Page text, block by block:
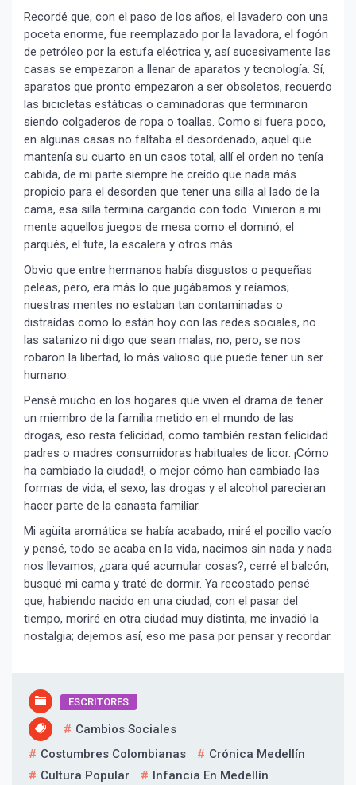
Recordé que, con el paso de los años, el lavadero con una
poceta enorme, fue reemplazado por la lavadora, el fogón
de petróleo por la estufa eléctrica y, así sucesivamente las
casas se empezaron a llenar de aparatos y tecnología. Sí,
aparatos que pronto empezaron a ser obsoletos, recuerdo
las bicicletas estáticas o caminadoras que terminaron
siendo colgaderos de ropa o toallas. Como si fuera poco,
en algunas casas no faltaba el desordenado, aquel que
mantenía su cuarto en un caos total, allí el orden no tenía
cabida, de mi parte siempre he creído que nada más
propicio para el desorden que tener una silla al lado de la
cama, esa silla termina cargando con todo. Vinieron a mi
mente aquellos juegos de mesa como el dominó, el
parqués, el tute, la escalera y otros más.
Obvio que entre hermanos había disgustos o pequeñas
peleas, pero, era más lo que jugábamos y reíamos;
nuestras mentes no estaban tan contaminadas o
distraídas como lo están hoy con las redes sociales, no
las satanizo ni digo que sean malas, no, pero, se nos
robaron la libertad, lo más valioso que puede tener un ser
humano.
Pensé mucho en los hogares que viven el drama de tener
un miembro de la familia metido en el mundo de las
drogas, eso resta felicidad, como también restan felicidad
padres o madres consumidoras habituales de licor. ¡Cómo
ha cambiado la ciudad!, o mejor cómo han cambiado las
formas de vida, el sexo, las drogas y el alcohol parecieran
hacer parte de la canasta familiar.
Mi agüita aromática se había acabado, miré el pocillo vacío
y pensé, todo se acaba en la vida, nacimos sin nada y nada
nos llevamos, ¿para qué acumular cosas?, cerré el balcón,
busqué mi cama y traté de dormir. Ya recostado pensé
que, habiendo nacido en una ciudad, con el pasar del
tiempo, moriré en otra ciudad muy distinta, me invadió la
nostalgia; dejemos así, eso me pasa por pensar y recordar.
ESCRITORES
Cambios Sociales
Costumbres Colombianas
Crónica Medellín
Cultura Popular
Infancia En Medellín